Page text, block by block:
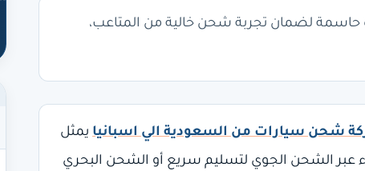
لضمان تجربة شحن خالية من المتاعب،
شحن سيارات من السعودية الي اسبانيا يمثل
الشحن الجوي لتسليم سريع أو الشحن البحري